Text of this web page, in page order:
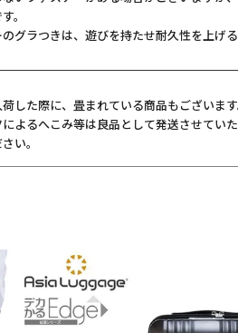
。
のグラつきは、遊びを持たせ耐久性を上げ
荷した際に、畳まれている商品もございま
よるへこみ等は良品として発送させてい
い。